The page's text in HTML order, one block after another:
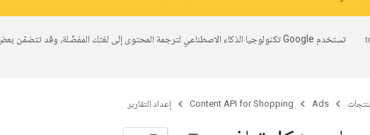
تستخدم Google تكنولوجيا الذكاء الاصطناعي لترجمة المحتوى إلى لغتك المفضّلة، وقد تتضمّن بعض
Ads
Content API for Shopping إعداد التقارير